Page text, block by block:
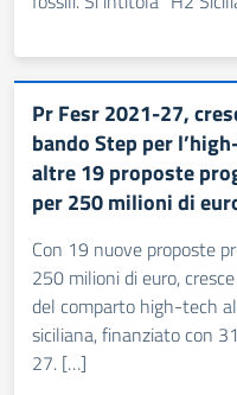
Pr Fesr 2021-27,
bando Step per
altre 19 proposte
per 250 milioni di
Con 19 nuove proposte
250 milioni di euro,
del comparto high-tech
siciliana, finanziato con
27. […]